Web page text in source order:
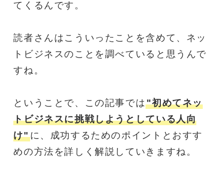
てくるんです。
読者さんはこういったことを含めて、ネッ
トビジネスのことを調べていると思うんで
すね。
ということで、この記事では"初めてネッ
トビジネスに挑戦しようとしている人向
け"に、成功するためのポイントとおすす
めの方法を詳しく解説していきますね。